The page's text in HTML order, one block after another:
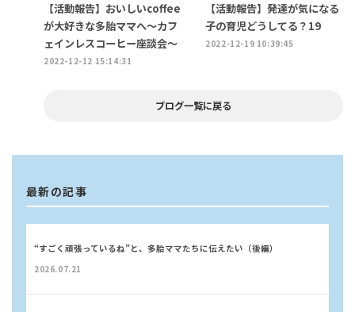
【活動報告】おいしいcoffee
が大好きな多胎ママへ～カフ
ェインレスコーヒー座談会～
2022-12-12 15:14:31
【活動報告】発達が気になる
子の育児どうしてる？19
2022-12-19 10:39:45
ブログ一覧に戻る
最新の記事
“すごく頑張っているね”と、多胎ママたちに伝えたい（後編）
2026.07.21